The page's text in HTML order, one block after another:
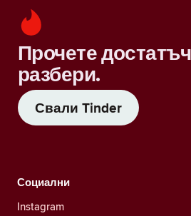
Прочете
разбери.
Свали Tinder
Социални
Instagram